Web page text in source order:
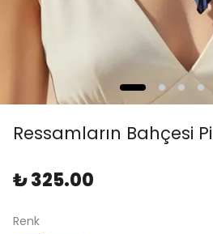
Ressamların Bahçesi
₺ 325.00
Renk